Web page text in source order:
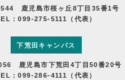
鹿児島市桜ヶ丘8丁目35番1号
：099-275-5111（代表）
下荒田キャンパス
鹿児島市下荒田4丁目50番20号
：099-286-4111（代表）